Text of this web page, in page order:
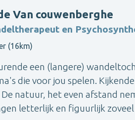
Van couwenberghe
en
(16km)
een (langere)
die voor jou spelen.
natuur, het even afstand
letterlijk en figuurlijk zoveel